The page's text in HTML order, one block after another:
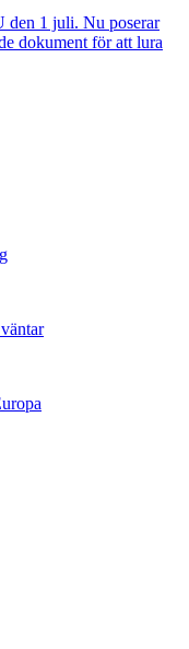
den 1 juli. Nu poserar
dokument för att lura